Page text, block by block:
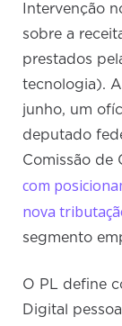
Intervenção
sobre a
prestados
tecnologia).
junho, um
deputado
Comissão de
com
nova
segmento
O PL define
Digital